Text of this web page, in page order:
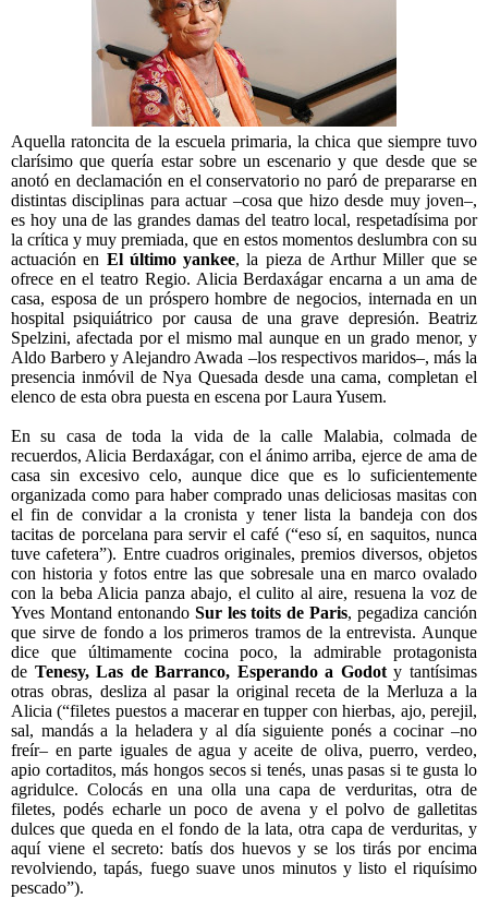
Aquella ratoncita de la escuela primaria, la chica que siempre tuvo
clarísimo que quería estar sobre un escenario y que desde que se
anotó en declamación en el conservatorio no paró de prepararse en
distintas disciplinas para actuar –cosa que hizo desde muy joven–,
es hoy una de las grandes damas del teatro local, respetadísima por
la crítica y muy premiada, que en estos momentos deslumbra con su
actuación en El último yankee, la pieza de Arthur Miller que se
ofrece en el teatro Regio. Alicia Berdaxágar encarna a un ama de
casa, esposa de un próspero hombre de negocios, internada en un
hospital psiquiátrico por causa de una grave depresión. Beatriz
Spelzini, afectada por el mismo mal aunque en un grado menor, y
Aldo Barbero y Alejandro Awada –los respectivos maridos–, más la
presencia inmóvil de Nya Quesada desde una cama, completan el
elenco de esta obra puesta en escena por Laura Yusem.
En su casa de toda la vida de la calle Malabia, colmada de
recuerdos, Alicia Berdaxágar, con el ánimo arriba, ejerce de ama de
casa sin excesivo celo, aunque dice que es lo suficientemente
organizada como para haber comprado unas deliciosas masitas con
el fin de convidar a la cronista y tener lista la bandeja con dos
tacitas de porcelana para servir el café (“eso sí, en saquitos, nunca
tuve cafetera”). Entre cuadros originales, premios diversos, objetos
con historia y fotos entre las que sobresale una en marco ovalado
con la beba Alicia panza abajo, el culito al aire, resuena la voz de
Yves Montand entonando Sur les toits de Paris, pegadiza canción
que sirve de fondo a los primeros tramos de la entrevista. Aunque
dice que últimamente cocina poco, la admirable protagonista
de Tenesy, Las de Barranco, Esperando a Godoty tantísimas
otras obras, desliza al pasar la original receta de la Merluza a la
Alicia (“filetes puestos a macerar en tupper con hierbas, ajo, perejil,
sal, mandás a la heladera y al día siguiente ponés a cocinar –no
freír– en parte iguales de agua y aceite de oliva, puerro, verdeo,
apio cortaditos, más hongos secos si tenés, unas pasas si te gusta lo
agridulce. Colocás en una olla una capa de verduritas, otra de
filetes, podés echarle un poco de avena y el polvo de galletitas
dulces que queda en el fondo de la lata, otra capa de verduritas, y
aquí viene el secreto: batís dos huevos y se los tirás por encima
revolviendo, tapás, fuego suave unos minutos y listo el riquísimo
pescado”).